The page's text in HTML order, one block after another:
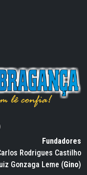
Fundadores
Rodrigues Castilho
Gonzaga Leme (Gino)